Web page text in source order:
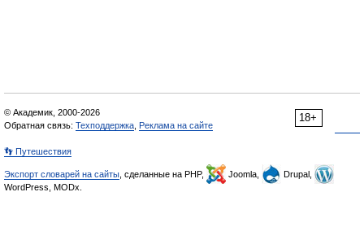
18+
© Академик, 2000-2026
Обратная связь: Техподдержка Реклама на сайте
👣 Путешествия
Экспорт словарей на сайты , сделанные на PHP, Joomla,
Drupal,
WordPress, MODx.